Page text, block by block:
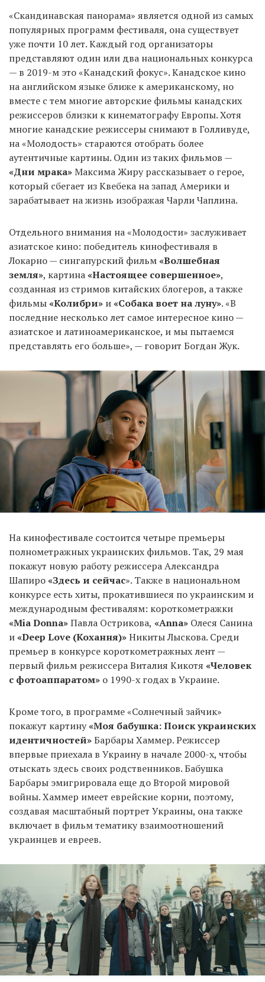
«Скандинавская панорама» является одной из самых
популярных программ фестиваля, она существует
уже почти 10 лет. Каждый год организаторы
представляют один или два национальных конкурса
— в 2019-м это «Канадский фокус». Канадское кино
на английском языке ближе к американскому, но
вместе с тем многие авторские фильмы канадских
режиссеров близки к кинематографу Европы. Хотя
многие канадские режиссеры снимают в Голливуде,
на «Молодость» стараются отобрать более
аутентичные картины. Один из таких фильмов —
«Дни мрака»Максима Жиру рассказывает о герое,
который сбегает из Квебека на запад Америки и
зарабатывает на жизнь изображая Чарли Чаплина.
Отдельного внимания на «Молодости» заслуживает
азиатское кино: победитель кинофестиваля в
Локарно — сингапурский фильм«Волшебная
земля», картина«Настоящее совершенное»,
созданная из стримов китайских блогеров, а также
фильмы«Колибри» и«Собака воет на луну». «В
последние несколько лет самое интересное кино —
азиатское и латиноамериканское, и мы пытаемся
представлять его больше», — говорит Богдан Жук.
На кинофестивале состоится четыре премьеры
полнометражных украинских фильмов. Так, 29 мая
покажут новую работу режиссера Александра
Шапиро«Здесь и сейчас». Также в национальном
конкурсе есть хиты, прокатившиеся по украинским и
международным фестивалям: короткометражки
«Mia Donna»Павла Острикова, «Anna» Олеся Санина
и«Deep Love (Кохання)»Никиты Лыскова. Среди
премьер в конкурсе короткометражных лент —
первый фильм режиссера Виталия Кикотя «Человек
с фотоаппаратом» о 1990-х годах в Украине.
Кроме того, в программе «Солнечный зайчик»
покажут картину«Моя бабушка: Поиск украинских
идентичностей»Барбары Хаммер. Режиссер
впервые приехала в Украину в начале 2000-х, чтобы
отыскать здесь своих родственников. Бабушка
Барбары эмигрировала еще до Второй мировой
войны. Хаммер имеет еврейские корни, поэтому,
создавая масштабный портрет Украины, она также
включает в фильм тематику взаимоотношений
украинцев и евреев.